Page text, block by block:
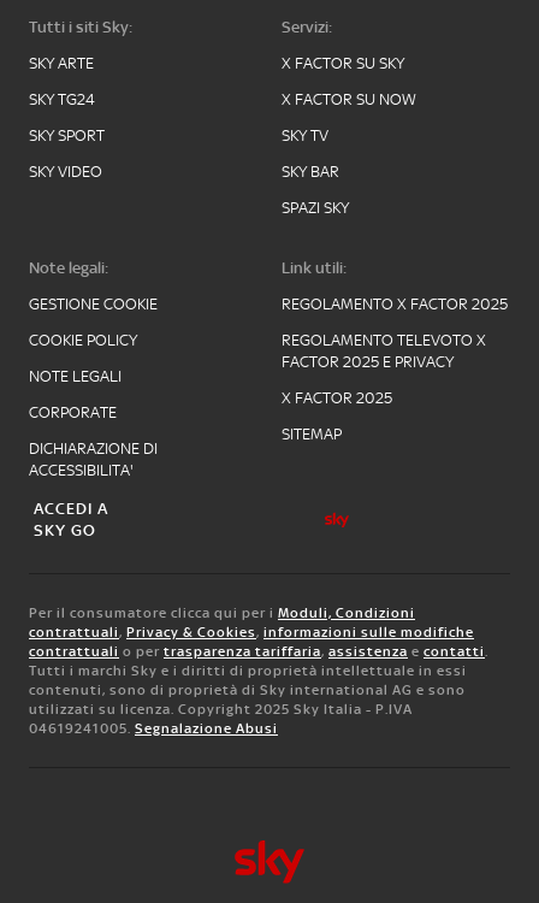
Tutti i siti Sky:
SKY ARTE
SKY TG24
SKY SPORT
SKY VIDEO
Servizi:
X FACTOR SU SKY
X FACTOR SU NOW
SKY TV
SKY BAR
SPAZI SKY
Note legali:
GESTIONE COOKIE
COOKIE POLICY
NOTE LEGALI
CORPORATE
DICHIARAZIONE DI
ACCESSIBILITA'
Link utili:
REGOLAMENTO X FACTOR 2025
REGOLAMENTO TELEVOTO X
FACTOR 2025 E PRIVACY
X FACTOR 2025
SITEMAP
ACCEDI A
SKY GO
Per il consumatore clicca qui per i Moduli, Condizioni
contrattuali, Privacy & Cookies, informazioni sulle modifiche
contrattuali o per trasparenza tariffaria, assistenza e contatti.
Tutti i marchi Sky e i diritti di proprietà intellettuale in essi
contenuti, sono di proprietà di Sky international AG e sono
utilizzati su licenza. Copyright 2025 Sky Italia - P.IVA
04619241005. Segnalazione Abusi